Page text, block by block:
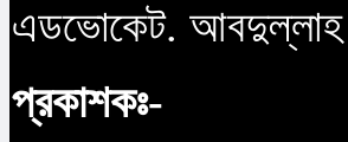
এডভোকেট.
প্রকাশকঃ-